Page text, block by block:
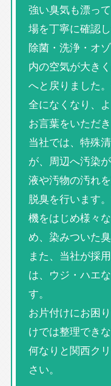
強い臭気も漂っ
場を丁寧に確認
除菌・洗浄・オ
内の空気が大き
へと戻りました
全になくなり、
お言葉をいただき
当社では、特殊
が、周辺へ汚染
液や汚物の汚れ
脱臭を行います
機をはじめ様々
め、染みついた
また、当社が採
は、ウジ・ハエ
す。
お片付けにお困
けでは整理でき
何なりと関西ク
さい。